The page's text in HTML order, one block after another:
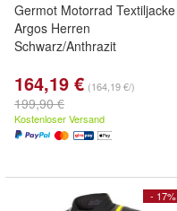
Germot Motorrad Textiljacke
Argos Herren
Schwarz/Anthrazit
164,19 € (164,19 €/)
199,90 €
Kostenloser Versand
- 17%